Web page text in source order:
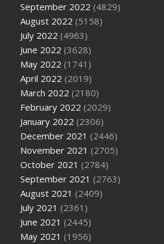
September 2022 (4829)
August 2022 (5158)
July 2022 (4963)
June 2022 (3628)
May 2022 (1741)
April 2022 (2019)
March 2022 (2180)
February 2022 (2029)
January 2022 (2306)
December 2021 (2446)
November 2021 (2705)
October 2021 (2784)
September 2021 (2763)
August 2021 (2409)
July 2021 (2361)
June 2021 (2445)
May 2021 (1956)